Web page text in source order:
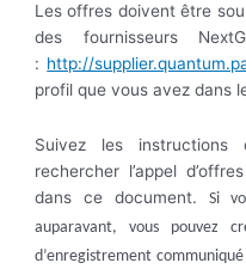
Lesoffres doivent être
des fournisseurs
: http://
profil que vous avez dans
Suivez les instructions
rechercher l’appel
dans ce document.
Si
auparavant, vous pouvez
d’enregistrement